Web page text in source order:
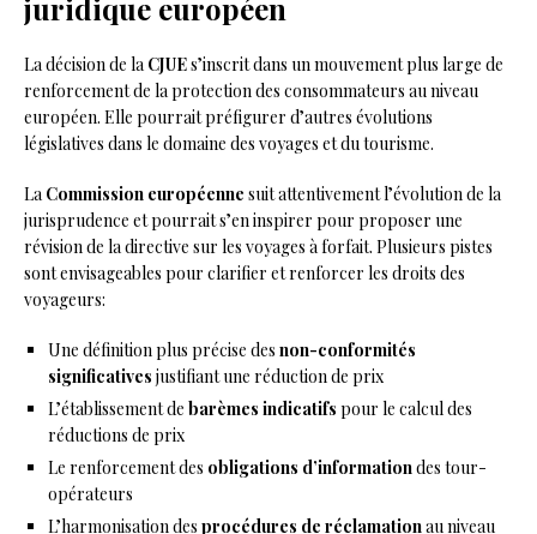
juridique européen
La décision de la CJUEs’inscrit dans un mouvement plus large de
renforcement de la protection des consommateurs au niveau
européen. Elle pourrait préfigurer d’autres évolutions
législatives dans le domaine des voyages et du tourisme.
La Commission européenne suit attentivement l’évolution de la
jurisprudence et pourrait s’en inspirer pour proposer une
révision de la directive sur les voyages à forfait. Plusieurs pistes
sont envisageables pour clarifier et renforcer les droits des
voyageurs:
Une définition plus précise des non-conformités
significatives justifiant une réduction de prix
L’établissement de barèmes indicatifs pour le calcul des
réductions de prix
Le renforcement des obligations d’informationdes tour-
opérateurs
L’harmonisation des procédures de réclamationau niveau